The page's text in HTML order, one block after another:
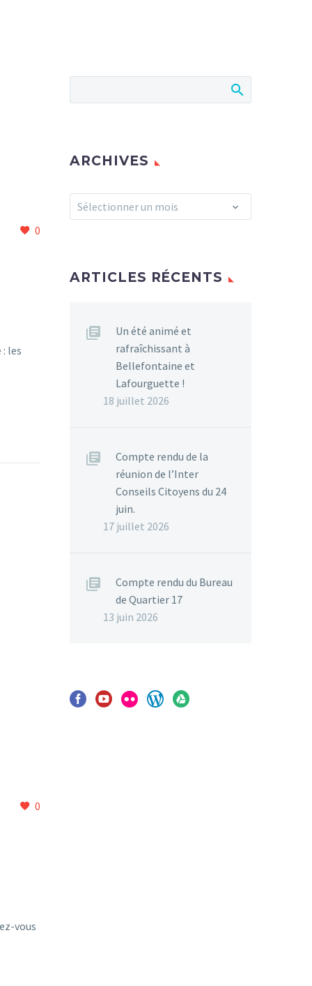
0
les
0
vous
ARCHIVES
Archives
Sélectionner un mois
ARTICLES RÉCENTS
Un été animé et
rafraîchissant à
Bellefontaine et
Lafourguette !
18 juillet 2026
Compte rendu de la
réunion de l’Inter
Conseils Citoyens du 24
juin.
17 juillet 2026
Compte rendu du Bureau
de Quartier 17
13 juin 2026